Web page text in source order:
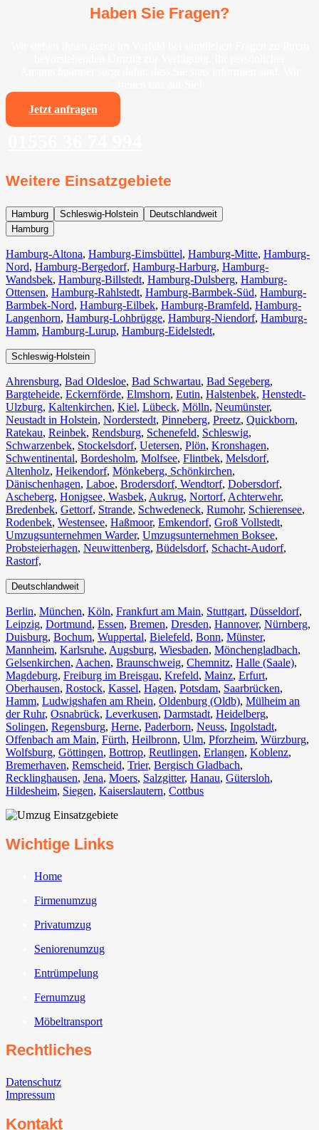
Haben Sie Fragen?
Jetzt anfragen
Weitere Einsatzgebiete
Hamburg Schleswig-Holstein
Deutschlandweit
Hamburg
Hamburg-Altona, Hamburg-Eimsbüttel, Hamburg-Mitte, Hamburg-
Nord, Hamburg-Bergedorf, Hamburg-Harburg, Hamburg-
Wandsbek, Hamburg-Billstedt, Hamburg-Dulsberg, Hamburg-
Ottensen, Hamburg-Rahlstedt, Hamburg-Barmbek-Süd, Hamburg-
Barmbek-Nord, Hamburg-Eilbek, Hamburg-Bramfeld, Hamburg-
Langenhorn, Hamburg-Lohbrügge, Hamburg-Niendorf, Hamburg-
Hamm, Hamburg-Lurup, Hamburg-Eidelstedt,
Schleswig-Holstein
Ahrensburg, Bad Oldesloe, Bad Schwartau, Bad Segeberg,
Bargteheide, Eckernförde, Elmshorn, Eutin, Halstenbek, Henstedt-
Ulzburg, Kaltenkirchen, Kiel, Lübeck, Mölln, Neumünster,
Neustadt in Holstein, Norderstedt, Pinneberg, Preetz, Quickborn,
Ratekau, Reinbek, Rendsburg, Schenefeld, Schleswig,
Schwarzenbek, Stockelsdorf, Uetersen, Plön, Kronshagen,
Schwentinental, Bordesholm, Molfsee, Flintbek, Melsdorf,
Altenholz, Heikendorf, Mönkeberg, Schönkirchen,
Dänischenhagen, Laboe, Brodersdorf, Wendtorf, Dobersdorf,
Ascheberg, Honigsee, Wasbek, Aukrug, Nortorf, Achterwehr,
Bredenbek, Gettorf, Strande, Schwedeneck, Rumohr, Schierensee,
Rodenbek, Westensee, Haßmoor, Emkendorf, Groß Vollstedt,
Umzugsunternehmen Warder, Umzugsunternehmen Boksee,
Probsteierhagen, Neuwittenberg, Büdelsdorf, Schacht-Audorf,
Rastorf,
Deutschlandweit
Berlin⁠, München, Köln⁠, Frankfurt am Main, Stuttgart, Düsseldorf,
Leipzig, Dortmund, Essen, Bremen, Dresden, Hannover, Nürnberg,
Duisburg⁠, Bochum, Wuppertal⁠, Bielefeld⁠, Bonn⁠, Münster⁠,
Mannheim, Karlsruhe, Augsburg, Wiesbaden⁠, Mönchengladbach⁠,
Gelsenkirchen⁠, Aachen⁠, Braunschweig, Chemnitz⁠, Halle (Saale)⁠,
Magdeburg, Freiburg im Breisgau⁠, Krefeld⁠, Mainz⁠, Erfurt,
Oberhausen⁠, Rostock⁠, Kassel⁠, Hagen, Potsdam, Saarbrücken⁠,
Hamm, Ludwigshafen am Rhein⁠, Oldenburg (Oldb), Mülheim an
der Ruhr, Osnabrück⁠, Leverkusen, Darmstadt⁠, Heidelberg,
Solingen, Regensburg, Herne⁠, Paderborn, Neuss, Ingolstadt,
Offenbach am Main, Fürth⁠, Heilbronn, Ulm⁠, Pforzheim, Würzburg,
Wolfsburg⁠, Göttingen, Bottrop, Reutlingen, Erlangen⁠, Koblenz,
Bremerhaven⁠, Remscheid, Trier⁠, Bergisch Gladbach,
Recklinghausen, Jena⁠, Moers⁠, Salzgitter⁠, Hanau, Gütersloh,
Hildesheim⁠, Siegen⁠, Kaiserslautern⁠, Cottbus⁠
Wichtige Links
Home
Firmenumzug
Privatumzug
Seniorenumzug
Entrümpelung
Fernumzug
Möbeltransport
Rechtliches
Datenschutz
Impressum
Kontakt